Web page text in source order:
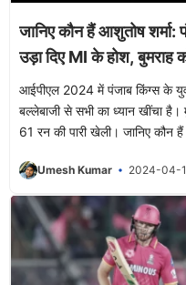
जानिए कौन हैं आशुतोष
उड़ा दिए MI के होश, बुमराह
आईपीएल 2024 में पंजाब किंग्स के
बल्लेबाजी से सभी का ध्यान खींचा
61 रन की पारी खेली। जानिए कौन
Umesh Kumar 2024-04-